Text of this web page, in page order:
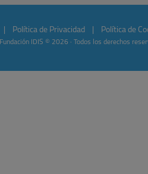
Política de Privacidad Política de
Fundación IDIS © 2026 · Todos los derechos